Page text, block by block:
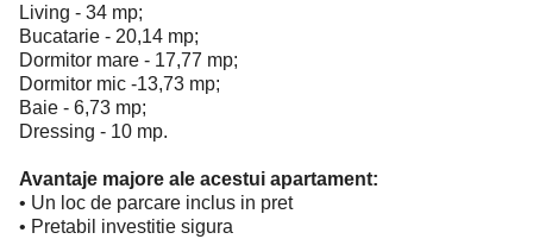
Living - 34 mp;
Bucatarie - 20,14 mp;
Dormitor mare - 17,77 mp;
Dormitor mic -13,73 mp;
Baie - 6,73 mp;
Dressing - 10 mp.
Avantaje majore ale acestui apartament:
• Un loc de parcare inclus in pret
• Pretabil investitie sigura